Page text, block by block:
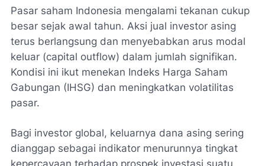
Pasar saham Indonesia mengalami tekanan cukup
besar sejak awal tahun. Aksi jual investor asing
terus berlangsung dan menyebabkan arus modal
keluar (capital outflow) dalam jumlah signifikan.
Kondisi ini ikut menekan Indeks Harga Saham
Gabungan (IHSG) dan meningkatkan volatilitas
pasar.
Bagi investor global, keluarnya dana asing sering
dianggap sebagai indikator menurunnya tingkat